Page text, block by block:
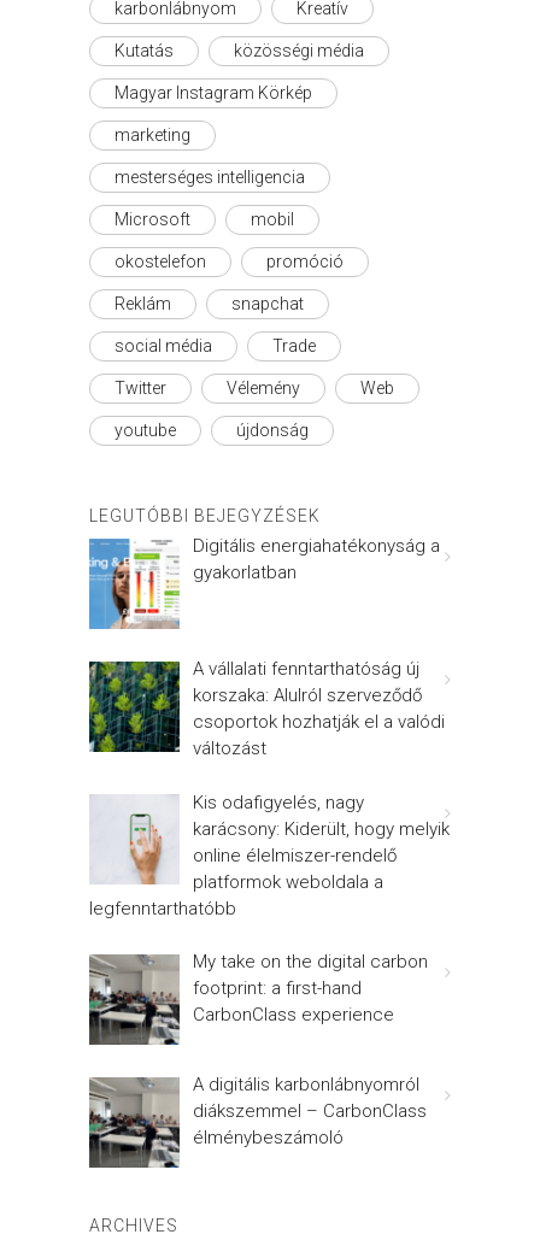
karbonlábnyom Kreatív
Kutatás közösségi média
Magyar Instagram Körkép
marketing
mesterséges intelligencia
Microsoft mobil
okostelefon promóció
Reklám snapchat
social média Trade
Twitter Vélemény Web
youtube újdonság
LEGUTÓBBI BEJEGYZÉSEK
Digitális energiahatékonyság a
gyakorlatban
A vállalati fenntarthatóság új
korszaka: Alulról szerveződő
csoportok hozhatják el a valódi
változást
Kis odafigyelés, nagy
karácsony: Kiderült, hogy melyik
online élelmiszer-rendelő
platformok weboldala a
legfenntarthatóbb
My take on the digital carbon
footprint: a first-hand
CarbonClass experience
A digitális karbonlábnyomról
diákszemmel – CarbonClass
élménybeszámoló
ARCHIVES